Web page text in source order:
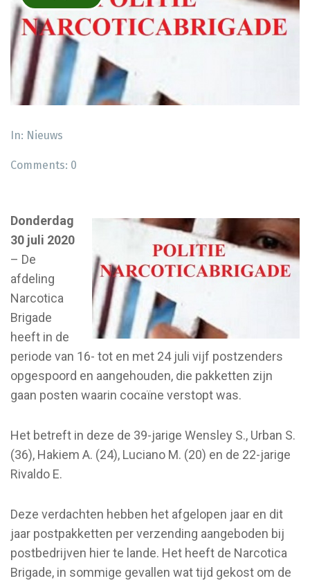
In: Nieuws
Comments: 0
Donderdag
30 juli 2020
– De
afdeling
Narcotica
Brigade
heeft in de
periode van 16- tot en met 24 juli vijf postzenders
opgespoord en aangehouden, die pakketten zijn
gaan posten waarin cocaïne verstopt was.
Het betreft in deze de 39-jarige Wensley S., Urban S.
(36), Hakiem A. (24), Luciano M. (20) en de 22-jarige
Rivaldo E.
Deze verdachten hebben het afgelopen jaar en dit
jaar postpakketten per verzending aangeboden bij
postbedrijven hier te lande. Het heeft de Narcotica
Brigade, in sommige gevallen wat tijd gekost om de